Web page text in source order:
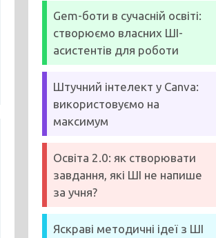
Gem-боти в сучасній освіті:
створюємо власних ШІ-
асистентів для роботи
Штучний інтелект у Canva:
використовуємо на
максимум
Освіта 2.0: як створювати
завдання, які ШІ не напише
за учня?
Яскраві методичні ідеї з ШІ